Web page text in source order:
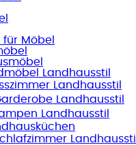
Möbel
Landhausstil
Landhausstil
Landhausstil
Landhausstil
Landhausstil